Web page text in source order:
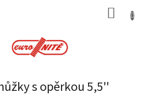
s opěrkou 5,5''